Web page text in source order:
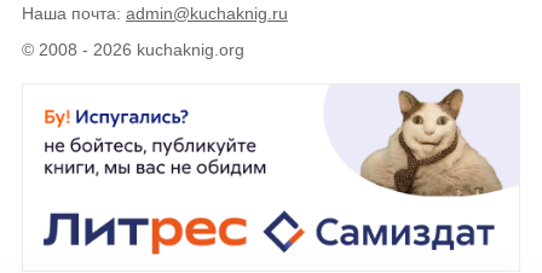
© 2008 - 2026 kuchaknig.org
Наша почта: admin@kuchaknig.ru